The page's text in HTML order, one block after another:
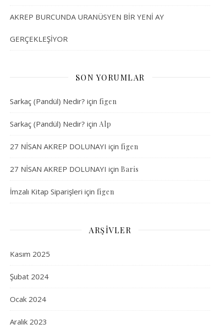
AKREP BURCUNDA URANÜSYEN BİR YENİ AY
GERÇEKLEŞİYOR
SON YORUMLAR
Sarkaç (Pandül) Nedir? için figen
Sarkaç (Pandül) Nedir? için Alp
27 NİSAN AKREP DOLUNAYI için figen
27 NİSAN AKREP DOLUNAYI için Baris
İmzalı Kitap Siparişleri için figen
ARŞIVLER
Kasım 2025
Şubat 2024
Ocak 2024
Aralık 2023